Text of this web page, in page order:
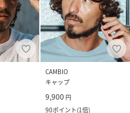
CAMBIO
キャップ
9,900 円
90ポイント(1倍)